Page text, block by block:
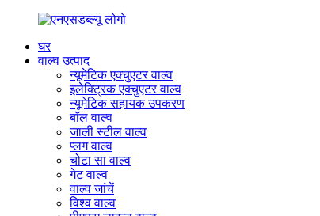
घर
वाल्व उत्पाद
न्यूमेटिक एक्चुएटर वाल्व
इलेक्ट्रिक एक्चुएटर वाल्व
न्यूमेटिक सहायक उपकरण
बॉल वाल्व
जाली स्टील वाल्व
प्लग वाल्व
चोटा सा वाल्व
गेट वाल्व
वाल्व जांचें
विश्व वाल्व